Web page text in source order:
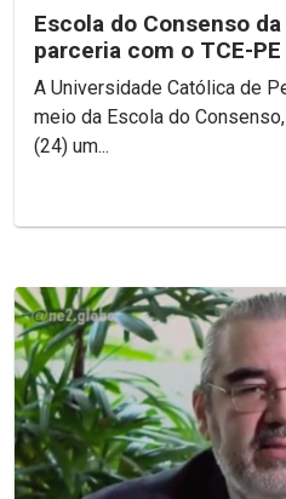
Escola do Consenso
parceria com o TCE-PE
A Universidade Católica de
meio da Escola do
(24) um...